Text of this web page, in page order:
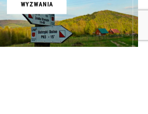
WYZWANIA